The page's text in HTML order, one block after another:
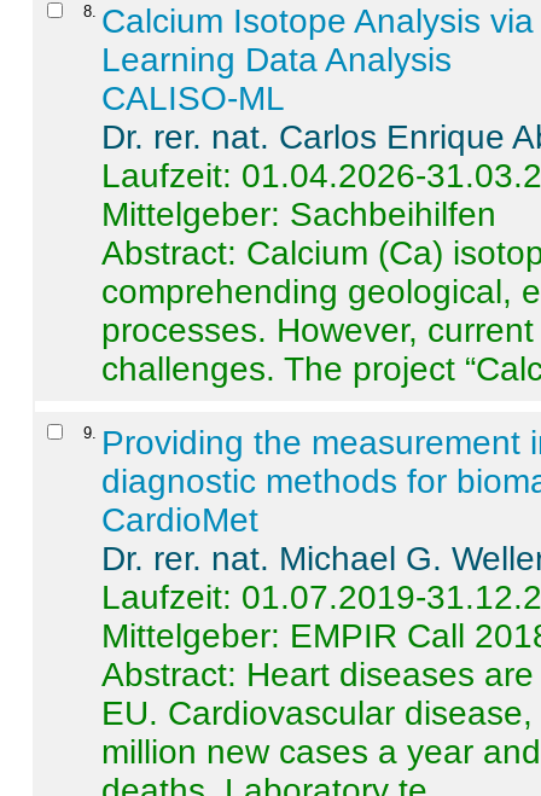
8 Calcium Isotope Analysis
Learning Data Analysis
CALISO-ML
Dr. rer. nat. Carlos Enrique
Laufzeit: 01.04.2026-
Mittelgeber: Sachbeihilfen
Abstract: Calcium (Ca)
comprehending geological,
processes. However,
challenges. The project
9
Providing the measurement
diagnostic methods for
CardioMet
Dr. rer. nat. Michael G.
Laufzeit: 01.07.2019-
Mittelgeber: EMPIR Call
Abstract: Heart diseases
EU. Cardiovascular
million new cases a year